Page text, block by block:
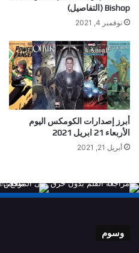
Bishop (التفاصيل)
نوفمبر 4, 2021
أبرز إصدارات الكومكس اليوم
الأربعاء 21 ابريل 2021
أبريل 21, 2021
وسوم